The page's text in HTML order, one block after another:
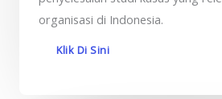
organisasi di Indonesia.
Klik Di Sini